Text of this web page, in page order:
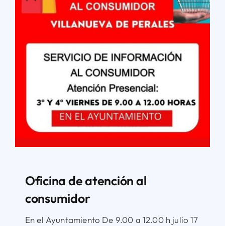
Oficina de atención al
consumidor
En el Ayuntamiento De 9.00 a 12.00 h julio 17